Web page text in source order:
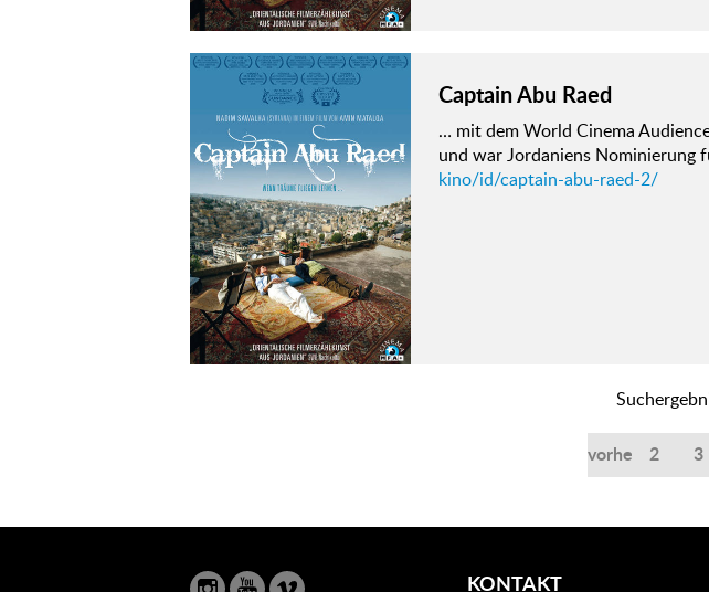
Captain Abu Raed
… mit dem World Cinema
und war Jordaniens Nominierung
kino/id/captain-abu-raed-2/
vorherige
2 3
KONTAKT